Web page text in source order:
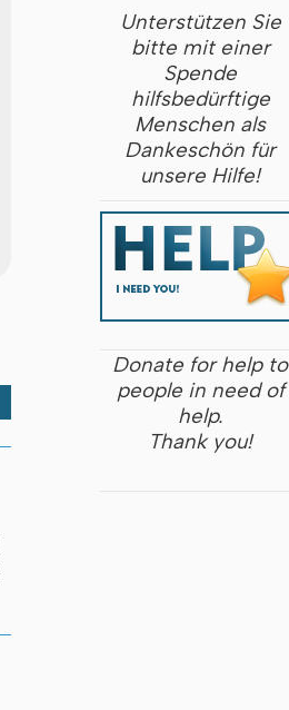
Unterstützen Sie
bitte mit einer
Spende
hilfsbedürftige
Menschen als
Dankeschön für
unsere Hilfe!
Donate for help to
people in need of
help.
Thank you!